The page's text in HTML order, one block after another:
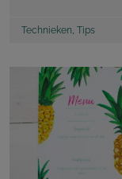
Technieken Tips